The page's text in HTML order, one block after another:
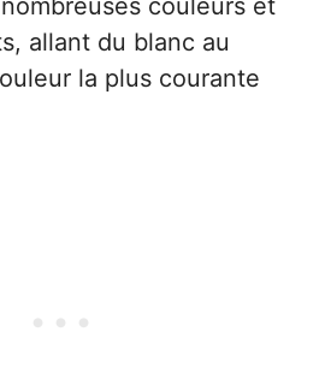
couleurs et
allant du blanc au
la plus courante